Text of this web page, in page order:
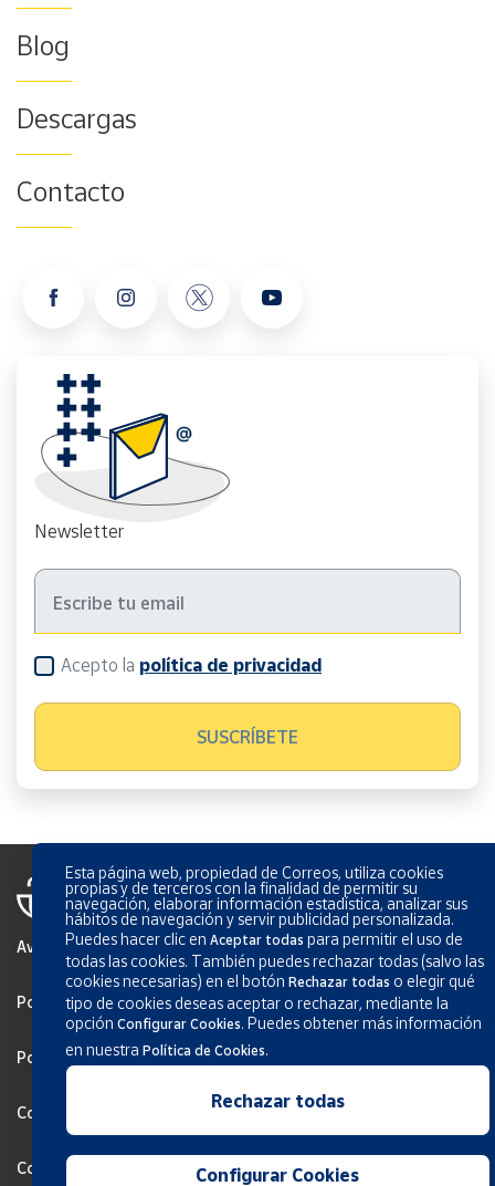
Blog
Descargas
Contacto
Newsletter
Acepto la política de privacidad
Aviso Legal
Política de privacidad
Política de Cookies
Configurar Cookies
Condiciones generales de los servicios
Esta página web, propiedad de Correos, utiliza cookies
propias y de terceros con la finalidad de permitir su
navegación, elaborar información estadística, analizar sus
hábitos de navegación y servir publicidad personalizada.
Puedes hacer clic enAceptar todas para permitir el uso de
todas las cookies. También puedes rechazar todas (salvo las
cookies necesarias) en el botónRechazar todas o elegir qué
tipo de cookies deseas aceptar o rechazar, mediante la
opciónConfigurar Cookies. Puedes obtener más información
en nuestraPolítica de Cookies.
Rechazar todas
Configurar Cookies